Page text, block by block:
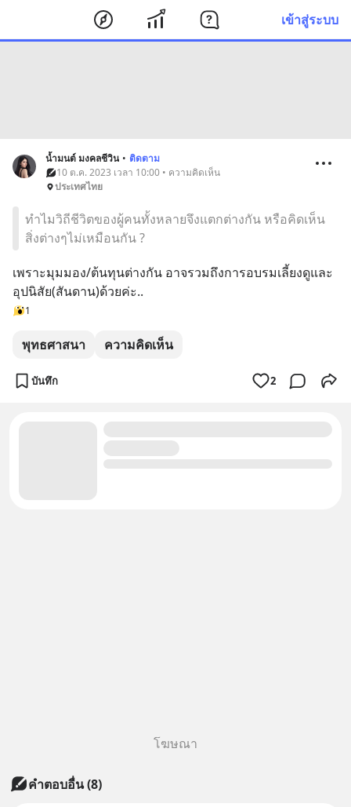
เข้าสู่ระบบ
น้ำมนต์ มงคลชีวิน • ติดตาม
10 ต.ค. 2023 เวลา 10:00 • ความคิดเห็น
ประเทศไทย
ทำไมวิถีชีวิตของผู้คนทั้งหลายจึงแตกต่างกัน หรือคิดเห็น
สิ่งต่างๆไม่เหมือนกัน ?
เพราะมุมมอง/ต้นทุนต่างกัน อาจรวมถึงการอบรมเลี้ยงดูและ
อุปนิสัย(สันดาน)ด้วยค่ะ..
1
พุทธศาสนา ความคิดเห็น
บันทึก 2
โฆษณา
คำตอบอื่น(8)